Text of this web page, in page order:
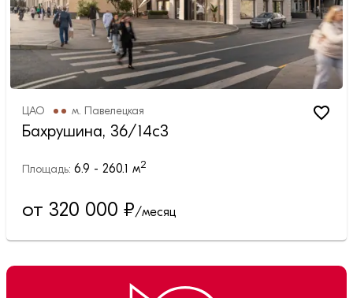
ЦАО м. Павелецкая
Бахрушина, 36/14с3
Площадь: 6.9 - 260.1 м2
от 320 000 ₽/месяц